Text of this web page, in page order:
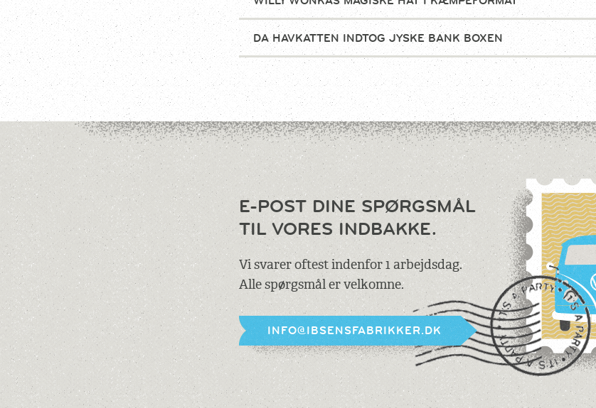
DA HAVKATTEN INDTOG JYSKE BANK BOXEN
E-POST DINE SPØRGSMÅL
TIL VORES INDBAKKE.
Vi svarer oftest indenfor 1 arbejdsdag.
Alle spørgsmål er velkomne.
INFO@IBSENSFABRIKKER.DK